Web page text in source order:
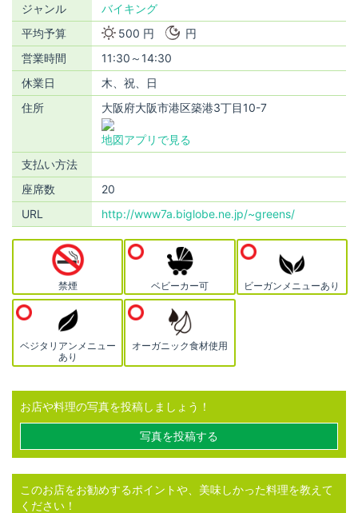
ジャンル
バイキング
平均予算
500 円
円
営業時間
11:30～14:30
休業日
木、祝、日
住所
大阪府大阪市港区築港3丁目10-7
地図アプリで見る
支払い方法
座席数
20
URL
http://www7a.biglobe.ne.jp/~greens/
禁煙 ベビーカー可 ビーガンメニューあり
ベジタリアンメニュー
あり
オーガニック食材使用
お店や料理の写真を投稿しましょう！
写真を投稿する
このお店をお勧めするポイントや、美味しかった料理を教えて
ください！